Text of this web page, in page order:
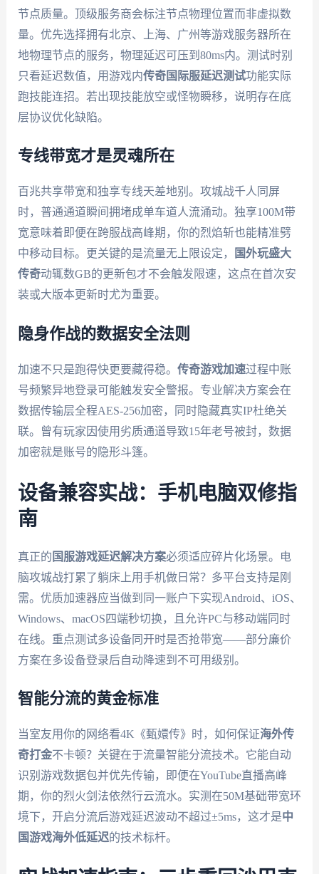
节点质量。顶级服务商会标注节点物理位置而非虚拟数
量。优先选择拥有北京、上海、广州等游戏服务器所在
地物理节点的服务，物理延迟可压到80ms内。测试时别
只看延迟数值，用游戏内传奇国际服延迟测试功能实际
跑技能连招。若出现技能放空或怪物瞬移，说明存在底
层协议优化缺陷。
专线带宽才是灵魂所在
百兆共享带宽和独享专线天差地别。攻城战千人同屏
时，普通通道瞬间拥堵成单车道人流涌动。独享100M带
宽意味着即便在跨服战高峰期，你的烈焰斩也能精准劈
中移动目标。更关键的是流量无上限设定，
国外玩盛大
传奇动辄数GB的更新包才不会触发限速，这点在首次安
装或大版本更新时尤为重要。
隐身作战的数据安全法则
加速不只是跑得快更要藏得稳。 传奇游戏加速过程中账
号频繁异地登录可能触发安全警报。专业解决方案会在
数据传输层全程AES-256加密，同时隐藏真实IP杜绝关
联。曾有玩家因使用劣质通道导致15年老号被封，数据
加密就是账号的隐形斗篷。
设备兼容实战：手机电脑双修指
南
真正的 国服游戏延迟解决方案必须适应碎片化场景。电
脑攻城战打累了躺床上用手机做日常？多平台支持是刚
需。优质加速器应当做到同一账户下实现Android、iOS、
Windows、macOS四端秒切换，且允许PC与移动端同时
在线。重点测试多设备同开时是否抢带宽——部分廉价
方案在多设备登录后自动降速到不可用级别。
智能分流的黄金标准
当室友用你的网络看4K《甄嬛传》时，如何保证海外传
奇打金不卡顿？关键在于流量智能分流技术。它能自动
识别游戏数据包并优先传输，即便在YouTube直播高峰
期，你的烈火剑法依然行云流水。实测在50M基础带宽环
境下，开启分流后游戏延迟波动不超过±5ms，这才是中
国游戏海外低延迟的技术标杆。